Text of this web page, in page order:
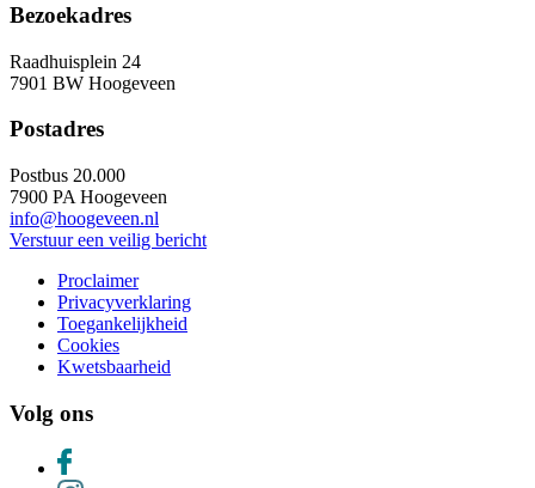
Bezoekadres
Raadhuisplein 24
7901 BW Hoogeveen
Postadres
Postbus 20.000
7900 PA Hoogeveen
info@hoogeveen.nl
Verstuur een veilig bericht
Proclaimer
Privacyverklaring
Toegankelijkheid
Cookies
Kwetsbaarheid
Volg ons